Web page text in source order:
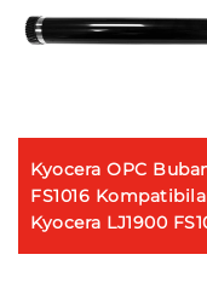
Kyocera OPC
FS1016
Kyocera LJ1900
1028 1030D 1035